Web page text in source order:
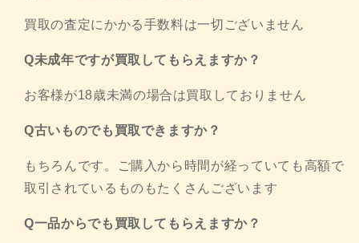
買取の査定にかかる手数料は一切ございません
Q未成年ですが買取してもらえますか？
お客様が18歳未満の場合は買取しておりません
Q古いものでも買取できますか？
もちろんです。ご購入から時間が経っていても高額で
取引されているものもたくさんございます
Q一品からでも買取してもらえますか？